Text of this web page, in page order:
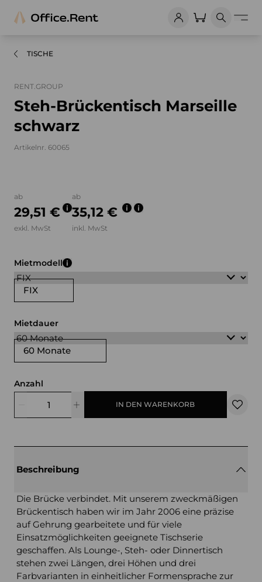
TISCHE
RENT.GROUP
Steh-Brückentisch Marseille
schwarz
Artikelnr. 60065
ab
29,51 €
exkl. MwSt
ab
35,12 €
inkl. MwSt
FIX
Mietmodell
60 Monate
Mietdauer
Anzahl
IN DEN WARENKORB
Beschreibung
Die Brücke verbindet. Mit unserem zweckmäßigen
Brückentisch haben wir im Jahr 2006 eine präzise
auf Gehrung gearbeitete und für viele
Einsatzmöglichkeiten geeignete Tischserie
geschaffen. Als Lounge-, Steh- oder Dinnertisch
stehen zwei Längen, drei Höhen und drei
Farbvarianten in einheitlicher Formensprache zur